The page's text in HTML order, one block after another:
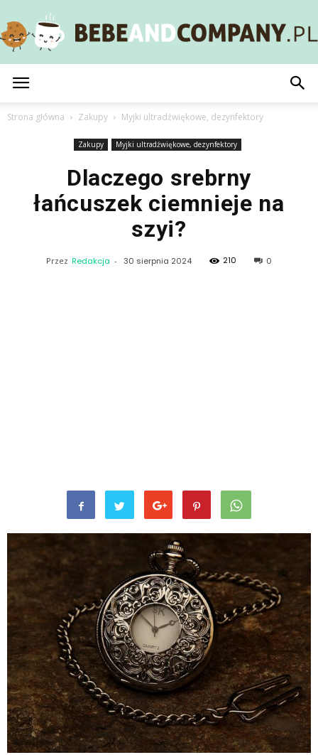
Strona główna Zakupy Myjki ultradźwiękowe, dezynfektory
Zakupy Myjki ultradźwiękowe, dezynfektory
Dlaczego srebrny
łańcuszek ciemnieje na
szyi?
Przez Redakcja - 30 sierpnia 2024 210 0